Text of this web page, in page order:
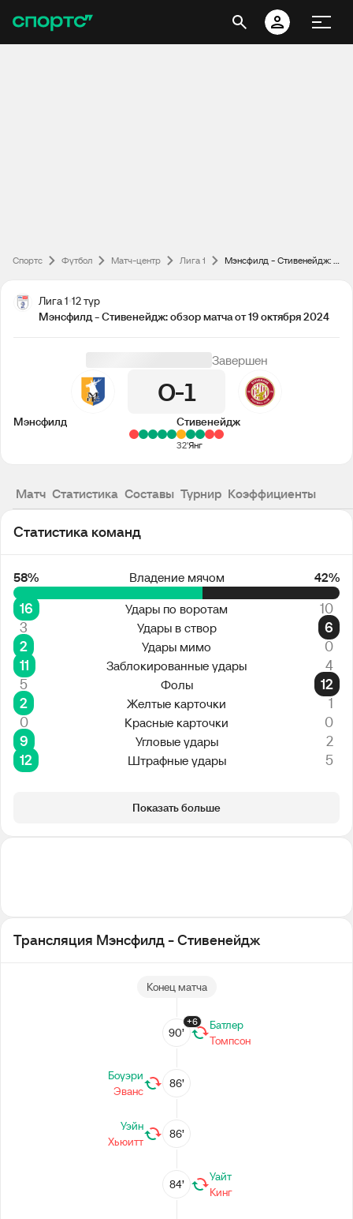
Спортс Футбол Матч-центр Лига 1 Мэнсфилд - Стивенейдж: обзор матча от 19 октября 2024
Лига 1 12 тур
Мэнсфилд - Стивенейдж: обзор матча от 19 октября 2024
Завершен
0 1
Мэнсфилд Стивенейдж
32'Янг
Матч Статистика Составы Турнир Коэффициенты
Статистика команд
58% Владение мячом 42%
16 Удары по воротам
10
3
Удары в створ
6
2
Удары мимо
0
11
Заблокированные удары
4
5
Фолы
12
2
Желтые карточки
1
0
Красные карточки
0
9
Угловые удары
2
12
Штрафные удары 5
Показать больше
Трансляция Мэнсфилд - Стивенейдж
Конец матча
90’
+6
Батлер
Томпсон
86’
Боуэри
Эванс
86’
Уэйн
Хьюитт
84’
Уайт
Кинг